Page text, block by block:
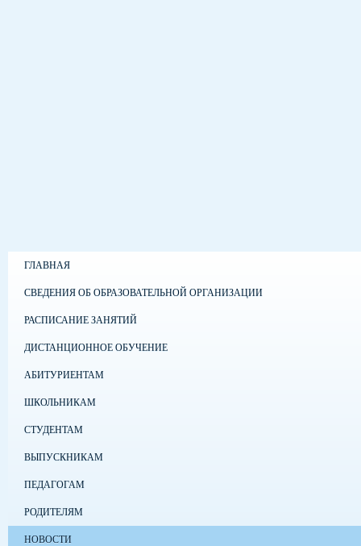
ГЛАВНАЯ
СВЕДЕНИЯ ОБ ОБРАЗОВАТЕЛЬНОЙ ОРГАНИЗАЦИИ
РАСПИСАНИЕ ЗАНЯТИЙ
ДИСТАНЦИОННОЕ ОБУЧЕНИЕ
АБИТУРИЕНТАМ
ШКОЛЬНИКАМ
СТУДЕНТАМ
ВЫПУСКНИКАМ
ПЕДАГОГАМ
РОДИТЕЛЯМ
НОВОСТИ